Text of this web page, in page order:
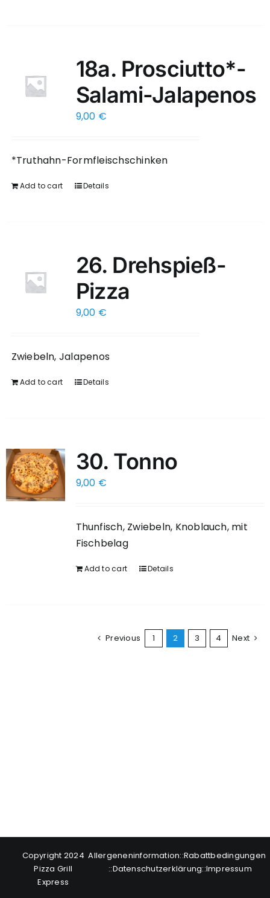
18a. Prosciutto*-
Salami-Jalapenos
9,00 €
*Truthahn-Formfleischschinken
Add to cart Details
26. Drehspieß-
Pizza
9,00 €
Zwiebeln, Jalapenos
Add to cart Details
30. Tonno
9,00 €
Thunfisch, Zwiebeln, Knoblauch, mit
Fischbelag
Add to cart Details
Previous 1 2 3 4 Next
Copyright 2024
Pizza Grill
Express
Allergeneninformation::Rabattbedingungen
::Datenschutzerklärung::Impressum